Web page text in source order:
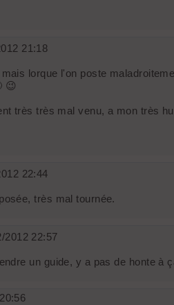
21:18
lorque l'on poste
😉
très très mal venu, a mon très
22:44
très mal tournée.
2012 22:57
un guide, y a pas de honte à